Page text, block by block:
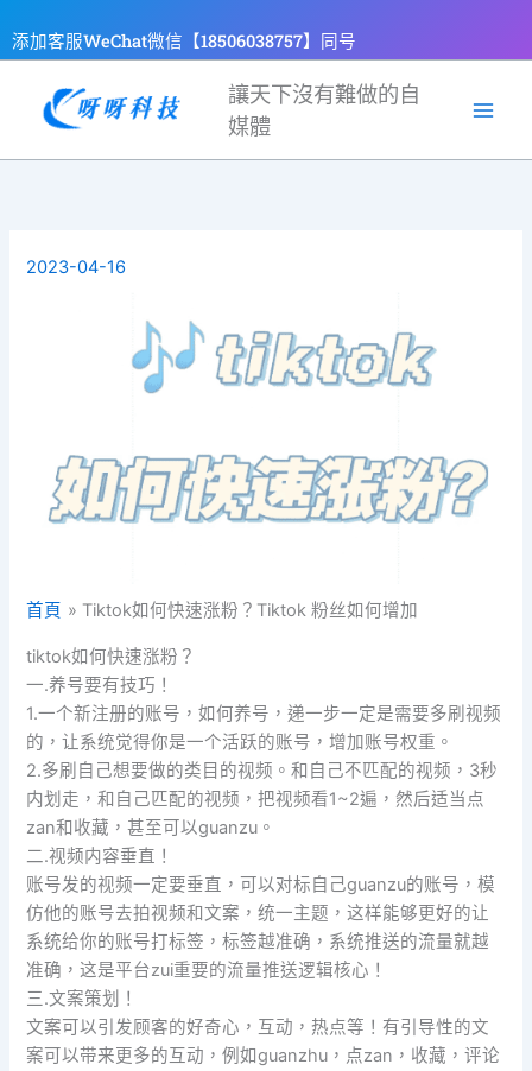
至
容
添加客服WeChat微信【18506038757】同号
讓天下沒有難做的自
媒體
2023-04-16
首頁 Tiktok如何快速涨粉？Tiktok 粉丝如何增加
tiktok如何快速涨粉？
一.养号要有技巧！
1.一个新注册的账号，如何养号，递一步一定是需要多刷视频
的，让系统觉得你是一个活跃的账号，增加账号权重。
2.多刷自己想要做的类目的视频。和自己不匹配的视频，3秒
内划走，和自己匹配的视频，把视频看1~2遍，然后适当点
zan和收藏，甚至可以guanzu。
二.视频内容垂直！
账号发的视频一定要垂直，可以对标自己guanzu的账号，模
仿他的账号去拍视频和文案，统一主题，这样能够更好的让
系统给你的账号打标签，标签越准确，系统推送的流量就越
准确，这是平台zui重要的流量推送逻辑核心！
三.文案策划！
文案可以引发顾客的好奇心，互动，热点等！有引导性的文
案可以带来更多的互动，例如guanzhu，点zan，收藏，评论